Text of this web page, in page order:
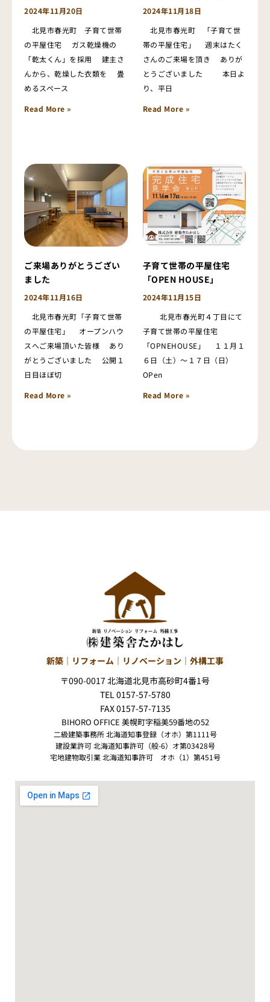
2024年11月20日
北見市春光町 子育て世帯
の平屋住宅 ガス乾燥機の
「乾太くん」を採用 建主さ
んから、乾燥した衣類を 畳
めるスペース
Read More »
2024年11月18日
北見市春光町 「子育て世
帯の平屋住宅」 週末はたく
さんのご来場を頂き ありが
とうございました 本日よ
り、平日
Read More »
ご来場ありがとうござい
ました
2024年11月16日
北見市春光町「子育て世帯
の平屋住宅」 オープンハウ
スへご来場頂いた皆様 あり
がとうございました 公開１
日目ほぼ切
Read More »
子育て世帯の平屋住宅
「OPEN HOUSE」
2024年11月15日
北見市春光町４丁目にて
子育て世帯の平屋住宅
「OPNEHOUSE」 １１月１
６日（土）～１７日（日）
OPen
Read More »
新築｜リフォーム｜リノベーション｜外構工事
〒090-0017 北海道北見市高砂町4番1号
TEL 0157-57-5780
FAX 0157-57-7135
BIHORO OFFICE 美幌町字稲美59番地の52
二級建築事務所 北海道知事登録（オホ）第1111号
建設業許可 北海道知事許可（般-6）オ第03428号
宅地建物取引業 北海道知事許可 オホ（1）第451号